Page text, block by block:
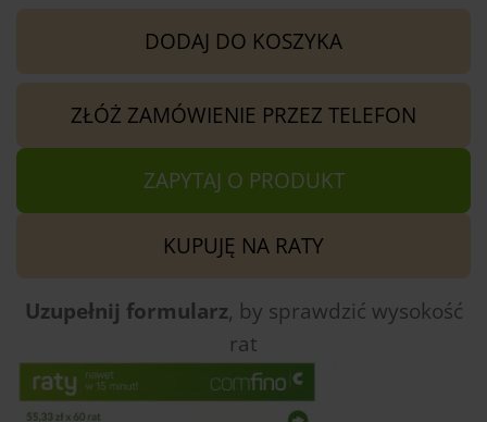
DODAJ DO KOSZYKA
ZŁÓŻ ZAMÓWIENIE PRZEZ TELEFON
ZAPYTAJ O PRODUKT
KUPUJĘ NA RATY
Uzupełnij formularz, by sprawdzić wysokość
rat